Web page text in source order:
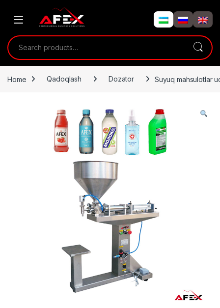
Search for:
Home Qadoqlash Dozator Suyuq mahsulotlar